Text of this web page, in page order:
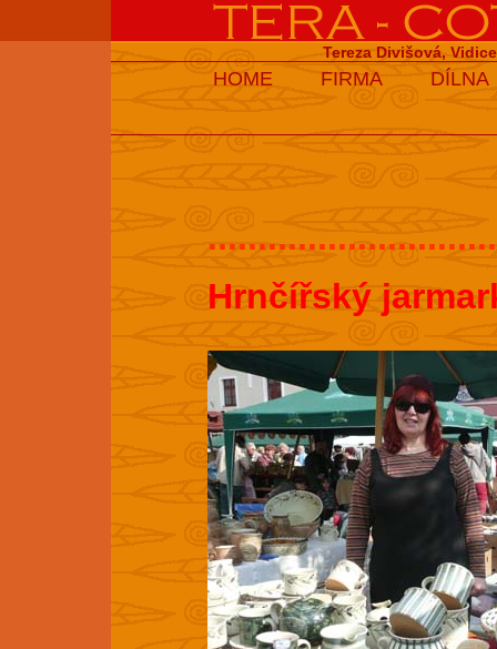
Tereza Divišová,
HOME FIRMA DÍLNA
Hrnčířský